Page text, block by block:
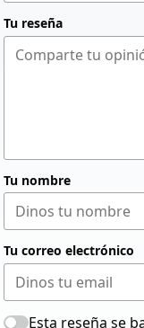
Tu reseña
Tu nombre
Tu correo electrónico
Esta reseña se